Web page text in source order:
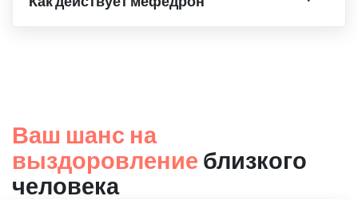
Ваш шанс на
выздоровление близкого
человека